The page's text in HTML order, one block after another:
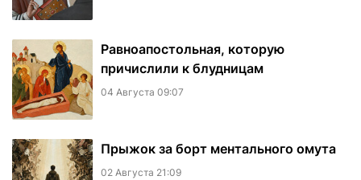
Равноапостольная, которую
причислили к блудницам
04 Августа 09:07
​Прыжок за борт ментального омута
02 Августа 21:09